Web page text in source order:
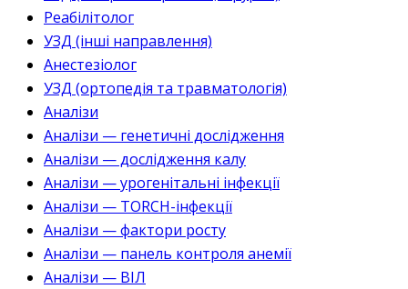
Реабілітолог
УЗД (інші направлення)
Анестезіолог
УЗД (ортопедія та травматологія)
Аналізи
Аналізи — генетичні дослідження
Аналізи — дослідження калу
Аналізи — урогенітальні інфекції
Аналізи — TORCH-інфекції
Аналізи — фактори росту
Аналізи — панель контроля анемії
Аналізи — ВІЛ